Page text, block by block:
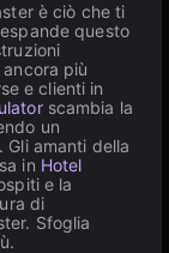
è ciò che ti
espande questo
più
e clienti in
scambia la
un
amanti della
in Hotel
e la
di
Sfoglia